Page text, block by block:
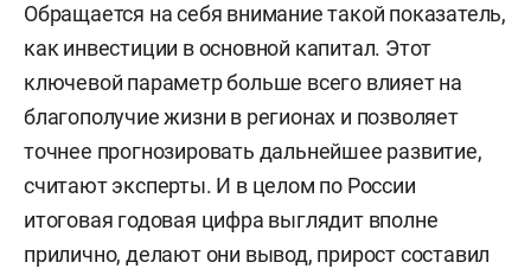
Обращается на себя внимание такой показатель,
как инвестиции в основной капитал. Этот
ключевой параметр больше всего влияет на
благополучие жизни в регионах и позволяет
точнее прогнозировать дальнейшее развитие,
считают эксперты. И в целом по России
итоговая годовая цифра выглядит вполне
прилично, делают они вывод, прирост составил